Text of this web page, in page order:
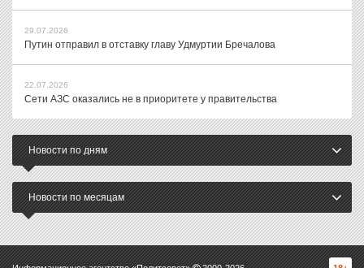
29.07.2026
Путин отправил в отставку главу Удмуртии Бречалова
22.07.2026
Сети АЗС оказались не в приоритете у правительства
Новости по дням
Новости по месяцам